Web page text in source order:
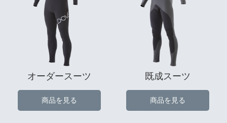
オーダースーツ
商品を見る
既成スーツ
商品を見る